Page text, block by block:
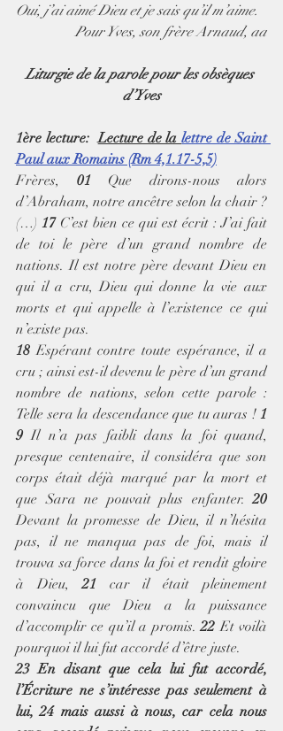
Oui, j’ai aimé Dieu et je sais qu’il m’aime.
Pour Yves, son frère Arnaud, aa
Liturgie de la parole pour les obsèques
d’Yves
1ère lecture: Lecture de la lettre de Saint
Paul aux Romains (Rm 4,1.17-5,5)
Frères, 01 Que dirons-nous alors
d’Abraham, notre ancêtre selon la chair ?
(…) 17 C’est bien ce qui est écrit : J’ai fait
de toi le père d’un grand nombre de
nations. Il est notre père devant Dieu en
qui il a cru, Dieu qui donne la vie aux
morts et qui appelle à l’existence ce qui
n’existe pas.
18 Espérant contre toute espérance, il a
cru ; ainsi est-il devenu le père d’un grand
nombre de nations, selon cette parole :
Telle sera la descendance que tu auras ! 1
9 Il n’a pas faibli dans la foi quand,
presque centenaire, il considéra que son
corps était déjà marqué par la mort et
que Sara ne pouvait plus enfanter. 20
Devant la promesse de Dieu, il n’hésita
pas, il ne manqua pas de foi, mais il
trouva sa force dans la foi et rendit gloire
à Dieu, 21 car il était pleinement
convaincu que Dieu a la puissance
d’accomplir ce qu’il a promis. 22 Et voilà
pourquoi il lui fut accordé d’être juste.
23 En disant que cela lui fut accordé,
l’Écriture ne s’intéresse pas seulement à
lui, 24 mais aussi à nous, car cela nous